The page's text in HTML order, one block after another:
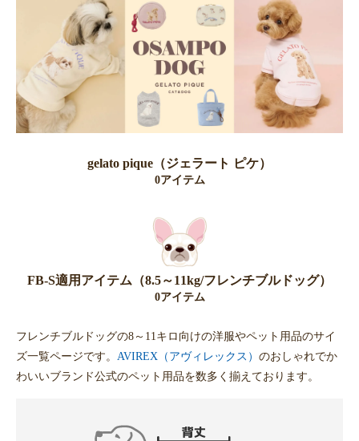
gelato pique（ジェラート ピケ）
0アイテム
FB-S適用アイテム（8.5～11kg/フレンチブルドッグ）
0アイテム
フレンチブルドッグの8～11キロ向けの洋服やペット用品のサイ
ズ一覧ページです。 AVIREX（アヴィレックス） のおしゃれでか
わいいブランド公式のペット用品を数多く揃えております。